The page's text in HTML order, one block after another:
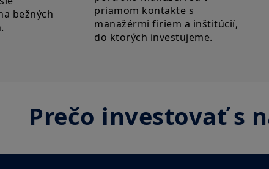
bežných
priamom kontakte s
manažérmi firiem a inštitúcií,
do ktorých investujeme.
Prečo investovať s